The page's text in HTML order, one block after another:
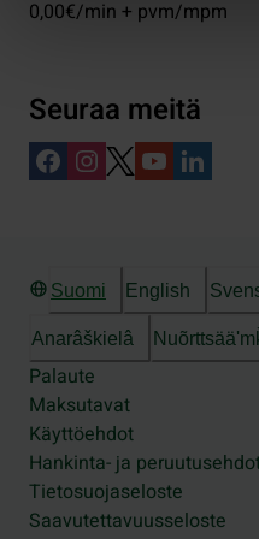
0,00€/min + pvm/mpm
Seuraa meitä
Suomi English
Anarâškielâ
Palaute
Maksutavat
Käyttöehdot
Hankinta- ja
Tietosuojaseloste
Saavutettavuusseloste